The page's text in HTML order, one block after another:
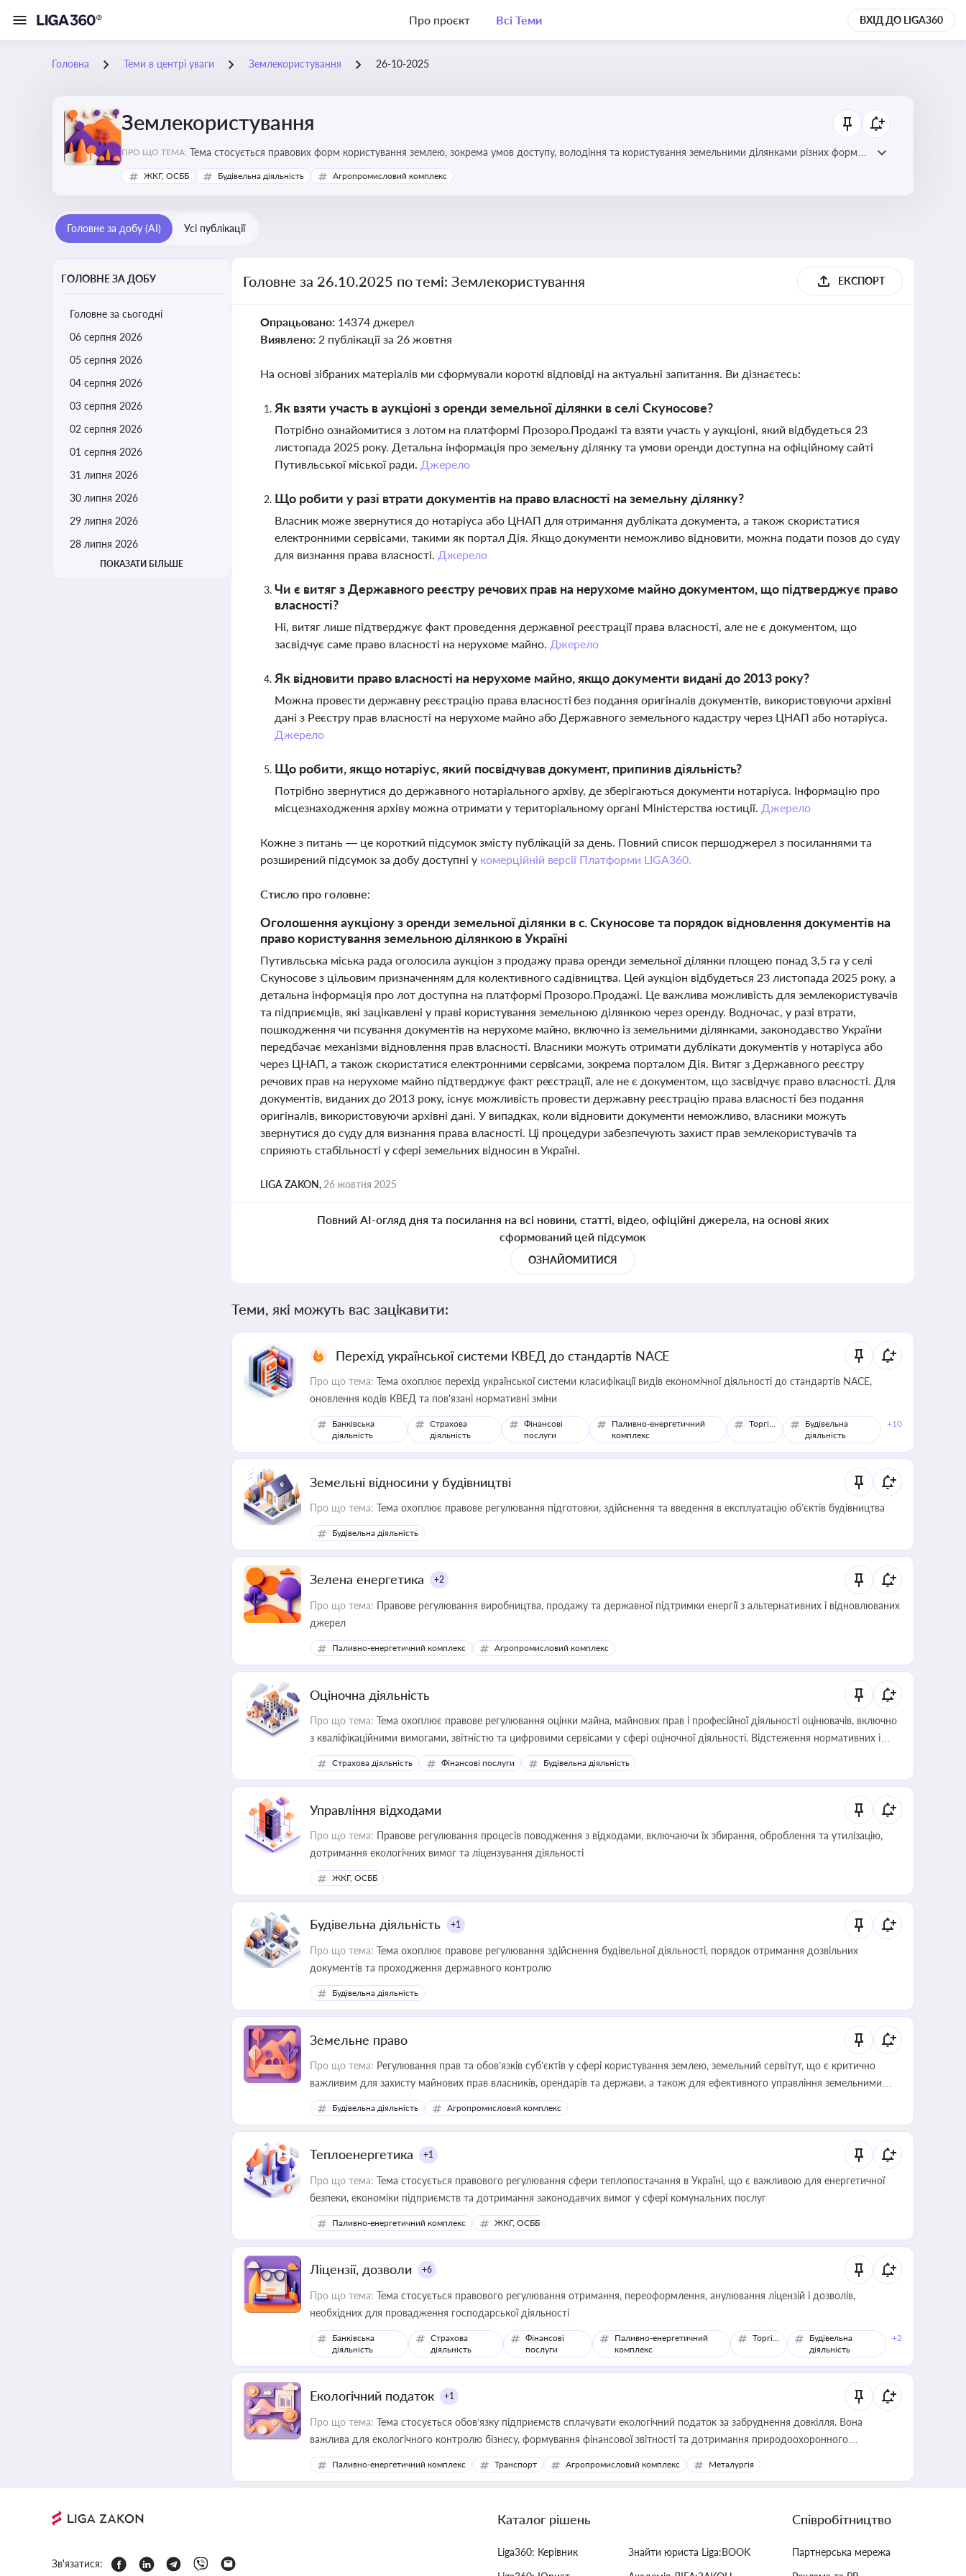
Про проєкт Всі Теми ВХІД ДО LIGA360
Головна Теми в центрі уваги Землекористування 26-10-2025
Землекористування
ПРО ЩО ТЕМА: Тема стосується правових форм користування землею, зокрема умов доступу, володіння та користування земельними ділянками різних форм
власності
ЖКГ, ОСББ Будівельна діяльність Агропромисловий комплекс
Головне за добу (AI) Усі публікації
ГОЛОВНЕ ЗА ДОБУ
Головне за сьогодні
06 серпня 2026
05 серпня 2026
04 серпня 2026
03 серпня 2026
02 серпня 2026
01 серпня 2026
31 липня 2026
30 липня 2026
29 липня 2026
28 липня 2026
ПОКАЗАТИ БІЛЬШЕ
Головне за 26.10.2025 по темі: Землекористування ЕКСПОРТ
Опрацьовано: 14374 джерел
Виявлено: 2 публікації за 26 жовтня
На основі зібраних матеріалів ми сформували короткі відповіді на актуальні запитання. Ви дізнаєтесь:
Як взяти участь в аукціоні з оренди земельної ділянки в селі Скуносове?
Потрібно ознайомитися з лотом на платформі Прозоро.Продажі та взяти участь у аукціоні, який відбудеться 23
листопада 2025 року. Детальна інформація про земельну ділянку та умови оренди доступна на офіційному сайті
Путивльської міської ради. Джерело
Що робити у разі втрати документів на право власності на земельну ділянку?
Власник може звернутися до нотаріуса або ЦНАП для отримання дубліката документа, а також скористатися
електронними сервісами, такими як портал Дія. Якщо документи неможливо відновити, можна подати позов до суду
для визнання права власності. Джерело
Чи є витяг з Державного реєстру речових прав на нерухоме майно документом, що підтверджує право
власності?
Ні, витяг лише підтверджує факт проведення державної реєстрації права власності, але не є документом, що
засвідчує саме право власності на нерухоме майно. Джерело
Як відновити право власності на нерухоме майно, якщо документи видані до 2013 року?
Можна провести державну реєстрацію права власності без подання оригіналів документів, використовуючи архівні
дані з Реєстру прав власності на нерухоме майно або Державного земельного кадастру через ЦНАП або нотаріуса.
Джерело
Що робити, якщо нотаріус, який посвідчував документ, припинив діяльність?
Потрібно звернутися до державного нотаріального архіву, де зберігаються документи нотаріуса. Інформацію про
місцезнаходження архіву можна отримати у територіальному органі Міністерства юстиції. Джерело
Кожне з питань — це короткий підсумок змісту публікацій за день. Повний список першоджерел з посиланнями та
розширений підсумок за добу доступні у комерційній версії Платформи LIGA360.
Стисло про головне:
Оголошення аукціону з оренди земельної ділянки в с. Скуносове та порядок відновлення документів на
право користування земельною ділянкою в Україні
Путивльська міська рада оголосила аукціон з продажу права оренди земельної ділянки площею понад 3,5 га у селі
Скуносове з цільовим призначенням для колективного садівництва. Цей аукціон відбудеться 23 листопада 2025 року, а
детальна інформація про лот доступна на платформі Прозоро.Продажі. Це важлива можливість для землекористувачів
та підприємців, які зацікавлені у праві користування земельною ділянкою через оренду. Водночас, у разі втрати,
пошкодження чи псування документів на нерухоме майно, включно із земельними ділянками, законодавство України
передбачає механізми відновлення прав власності. Власники можуть отримати дублікати документів у нотаріуса або
через ЦНАП, а також скористатися електронними сервісами, зокрема порталом Дія. Витяг з Державного реєстру
речових прав на нерухоме майно підтверджує факт реєстрації, але не є документом, що засвідчує право власності. Для
документів, виданих до 2013 року, існує можливість провести державну реєстрацію права власності без подання
оригіналів, використовуючи архівні дані. У випадках, коли відновити документи неможливо, власники можуть
звернутися до суду для визнання права власності. Ці процедури забезпечують захист прав землекористувачів та
сприяють стабільності у сфері земельних відносин в Україні.
LIGA ZAKON, 26 жовтня 2025
Повний AI-огляд дня та посилання на всі новини, статті, відео, офіційні джерела, на основі яких
сформований цей підсумок
ОЗНАЙОМИТИСЯ
Теми, які можуть вас зацікавити:
Перехід української системи КВЕД до стандартів NACE
Про що тема: Тема охоплює перехід української системи класифікації видів економічної діяльності до стандартів NACE,
оновлення кодів КВЕД та пов'язані нормативні зміни
Банківська
діяльність
Страхова
діяльність
Фінансові
послуги
Паливно-енергетичний
комплекс
Торгівля
Будівельна
діяльність
+10
Земельні відносини у будівництві
Про що тема: Тема охоплює правове регулювання підготовки, здійснення та введення в експлуатацію об’єктів будівництва
Будівельна діяльність
Зелена енергетика +2
Про що тема: Правове регулювання виробництва, продажу та державної підтримки енергії з альтернативних і відновлюваних
джерел
Паливно-енергетичний комплекс Агропромисловий комплекс
Оціночна діяльність
Про що тема: Тема охоплює правове регулювання оцінки майна, майнових прав і професійної діяльності оцінювачів, включно
з кваліфікаційними вимогами, звітністю та цифровими сервісами у сфері оціночної діяльності. Відстеження нормативних і
медійних змін у цій сфері корисне для власника бізнесу, керівника, юриста або бухгалтера під час оподаткування,
приватизації, оренди державного майна, корпоративних угод і перевірки статусу суб'єктів оціночної діяльності
Страхова діяльність Фінансові послуги Будівельна діяльність
Управління відходами
Про що тема: Правове регулювання процесів поводження з відходами, включаючи їх збирання, оброблення та утилізацію,
дотримання екологічних вимог та ліцензування діяльності
ЖКГ, ОСББ
Будівельна діяльність +1
Про що тема: Тема охоплює правове регулювання здійснення будівельної діяльності, порядок отримання дозвільних
документів та проходження державного контролю
Будівельна діяльність
Земельне право
Про що тема: Регулювання прав та обов’язків суб’єктів у сфері користування землею, земельний сервітут, що є критично
важливим для захисту майнових прав власників, орендарів та держави, а також для ефективного управління земельними
ресурсами
Будівельна діяльність Агропромисловий комплекс
Теплоенергетика +1
Про що тема: Тема стосується правового регулювання сфери теплопостачання в Україні, що є важливою для енергетичної
безпеки, економіки підприємств та дотримання законодавчих вимог у сфері комунальних послуг
Паливно-енергетичний комплекс ЖКГ, ОСББ
Ліцензії, дозволи +6
Про що тема: Тема стосується правового регулювання отримання, переоформлення, анулювання ліцензій і дозволів,
необхідних для провадження господарської діяльності
Банківська
діяльність
Страхова
діяльність
Фінансові
послуги
Паливно-енергетичний
комплекс
Торгівля
Будівельна
діяльність
+2
Екологічний податок +1
Про що тема: Тема стосується обов’язку підприємств сплачувати екологічний податок за забруднення довкілля. Вона
важлива для екологічного контролю бізнесу, формування фінансової звітності та дотримання природоохоронного
законодавства
Паливно-енергетичний комплекс Транспорт Агропромисловий комплекс Металургія
Зв'язатися:
Каталог рішень
Liga360: Керівник
Знайти юриста Liga:BOOK
Співробітництво
Партнерська мережа